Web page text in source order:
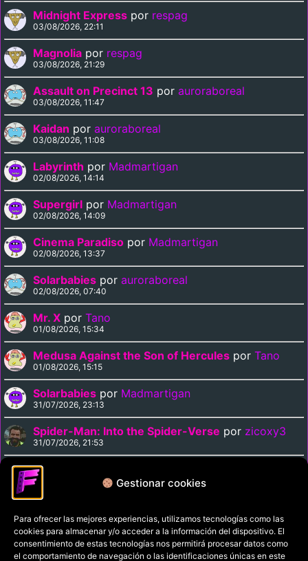
Gestionar cookies
Para ofrecer las mejores experiencias, utilizamos tecnologías como las
cookies para almacenar y/o acceder a la información del dispositivo. El
consentimiento de estas tecnologías nos permitirá procesar datos como
el comportamiento de navegación o las identificaciones únicas en este
Midnight Express por respag
03/08/2026, 22:11
Magnolia por respag
03/08/2026, 21:29
Assault on Precinct 13 por auroraboreal
03/08/2026, 11:47
Kaidan por auroraboreal
03/08/2026, 11:08
Labyrinth por Madmartigan
02/08/2026, 14:14
Supergirl por Madmartigan
02/08/2026, 14:09
Cinema Paradiso por Madmartigan
02/08/2026, 13:37
Solarbabies por auroraboreal
02/08/2026, 07:40
Mr. X por Tano
01/08/2026, 15:34
Medusa Against the Son of Hercules por Tano
01/08/2026, 15:15
Solarbabies por Madmartigan
31/07/2026, 23:13
Spider-Man: Into the Spider-Verse por zicoxy3
31/07/2026, 21:53
Arrival
31/07/2026, 21:33
Política de privacidad
Términos y condiciones